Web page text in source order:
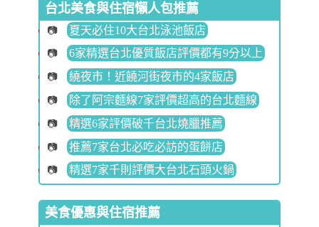
台北美食與住宿懶人包推薦
夏天必住10大台北泳池飯店
6家精選台北優質飯店評價都有9分以上
繞夜市！近饒河街夜市的4家飯店
除了阿宗麵線7家評價超高的台北麵線
精選6家評價破千台北燒臘推薦
推薦7家台北必吃必訪的蛋餅店
精選7家千則評價大台北石頭火鍋
美食優惠與住宿推薦